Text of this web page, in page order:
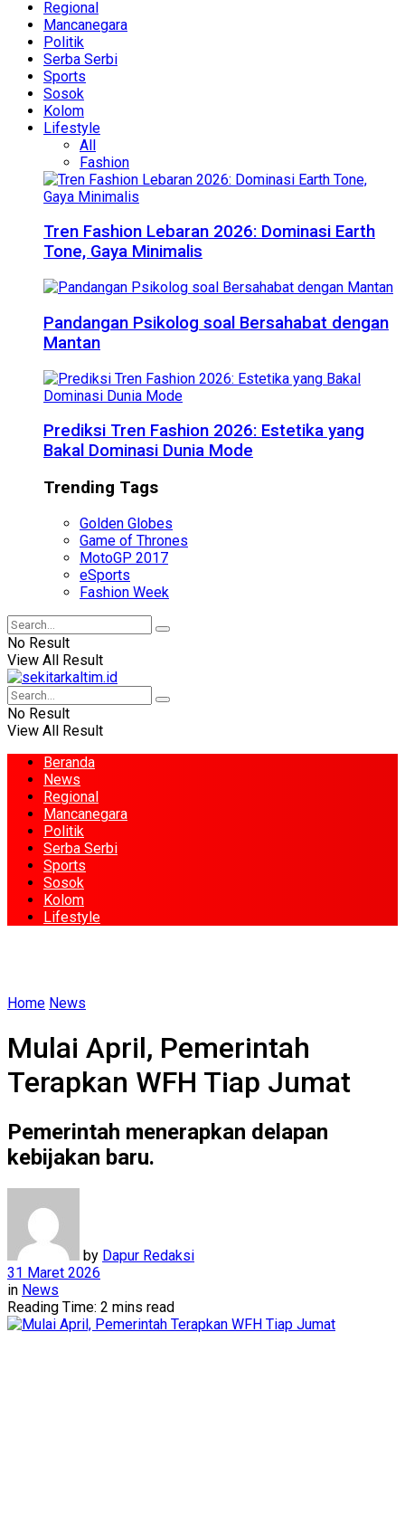
Regional
Mancanegara
Politik
Serba Serbi
Sports
Sosok
Kolom
Lifestyle
All
Fashion
Tren Fashion Lebaran 2026: Dominasi Earth
Tone, Gaya Minimalis
Pandangan Psikolog soal Bersahabat dengan
Mantan
Prediksi Tren Fashion 2026: Estetika yang
Bakal Dominasi Dunia Mode
Trending Tags
Golden Globes
Game of Thrones
MotoGP 2017
eSports
Fashion Week
No Result
View All Result
No Result
View All Result
Beranda
News
Regional
Mancanegara
Politik
Serba Serbi
Sports
Sosok
Kolom
Lifestyle
Home News
Mulai April, Pemerintah
Terapkan WFH Tiap Jumat
Pemerintah menerapkan delapan
kebijakan baru.
by Dapur Redaksi
31 Maret 2026
in News
Reading Time: 2 mins read